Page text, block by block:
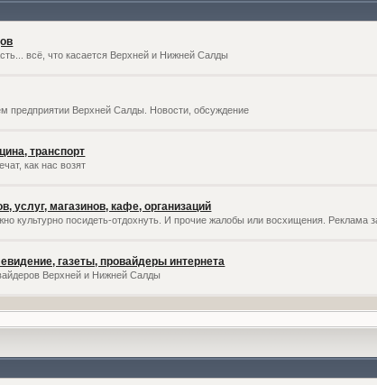
всё, что касается Верхней и Нижней Салды
предприятии Верхней Салды. Новости, обсуждение
транспорт
как нас возят
услуг, магазинов, кафе, организаций
культурно посидеть-отдохнуть. И прочие жалобы или восхищения. Реклама
газеты, провайдеры интернета
Верхней и Нижней Салды